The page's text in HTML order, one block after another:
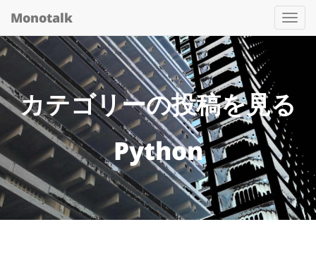
Monotalk
カテゴリーの投稿を見る
Python